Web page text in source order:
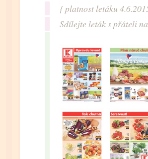
{ platnost letáku
Sdílejte leták s přáteli